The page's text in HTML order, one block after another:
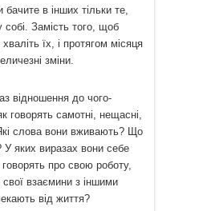
в інших тільки те,
Замість того, щоб
їх, і протягом місяця
зміни.
відношення до чого-
говорять самотні, нещасні,
слова вони вживають? Що
яких виразах вони себе
про свою роботу,
взаємини з іншими
від життя?